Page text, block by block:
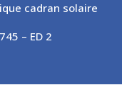
cadran solaire
– ED 2